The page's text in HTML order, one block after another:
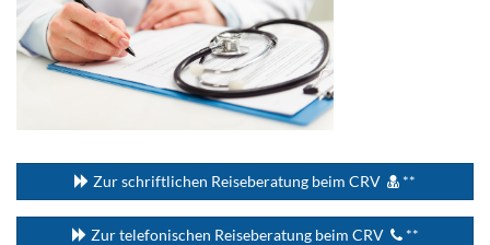
Zur schriftlichen Reiseberatung beim CRV **
Zur telefonischen Reiseberatung beim CRV **